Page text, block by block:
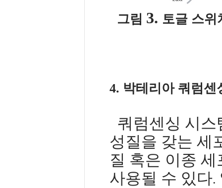
그림 3. 토글 스위
4. 박테리아 쿼럼
쿼럼센싱 시
성질을 갖는 세
질 혹은 이종
사용될 수 있다.